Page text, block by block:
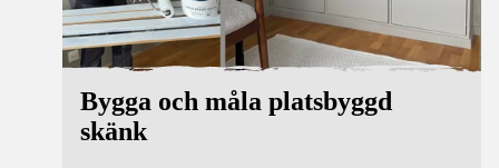
Bygga och måla platsbyggd
skänk